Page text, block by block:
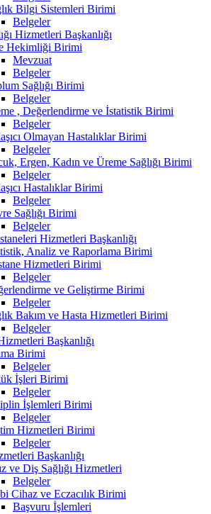
Bilgi Sistemleri Birimi
Belgeler
Hizmetleri Başkanlığı
Hekimliği Birimi
Mevzuat
Belgeler
Sağlığı Birimi
Belgeler
, Değerlendirme ve İstatistik Birimi
Belgeler
Olmayan Hastalıklar Birimi
Belgeler
Ergen, Kadın ve Üreme Sağlığı Birimi
Belgeler
Hastalıklar Birimi
Belgeler
Sağlığı Birimi
Belgeler
Hizmetleri Başkanlığı
Analiz ve Raporlama Birimi
Hizmetleri Birimi
Belgeler
ve Geliştirme Birimi
Belgeler
Bakım ve Hasta Hizmetleri Birimi
Belgeler
Başkanlığı
Birimi
Belgeler
İşleri Birimi
Belgeler
İşlemleri Birimi
Belgeler
Hizmetleri Birimi
Belgeler
Başkanlığı
ve Diş Sağlığı Hizmetleri
Belgeler
Cihaz ve Eczacılık Birimi
Başvuru İşlemleri